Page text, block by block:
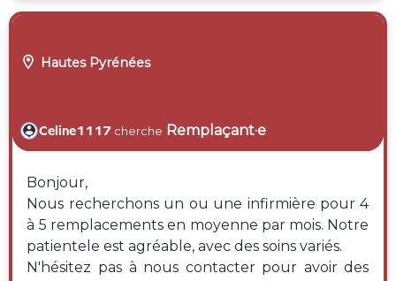
 Hautes Pyrénées
Celine1117 cherche Remplaçant·e
Bonjour,
Nous recherchons un ou une infirmière pour 4
à 5 remplacements en moyenne par mois. Notre
patientele est agréable, avec des soins variés.
N'hésitez pas à nous contacter pour avoir des